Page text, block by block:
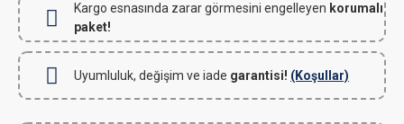
Kargo esnasında zarar görmesini engelleyen korumalı
paket!
Uyumluluk, değişim ve iade garantisi! (Koşullar)